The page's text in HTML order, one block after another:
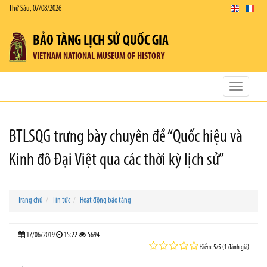
Thứ Sáu, 07/08/2026
BẢO TÀNG LỊCH SỬ QUỐC GIA
VIETNAM NATIONAL MUSEUM OF HISTORY
Toggle
BTLSQG trưng bày chuyên đề “Quốc hiệu và
Kinh đô Đại Việt qua các thời kỳ lịch sử”
Trang chủ Tin tức Hoạt động bảo tàng
17/06/2019 15:22 5694
Điểm: 5/5 (1 đánh giá)